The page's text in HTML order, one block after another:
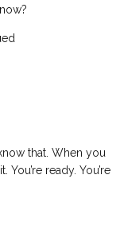
that. When you
ready. You’re